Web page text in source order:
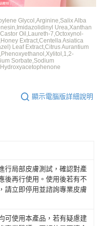
Glycol,Arginine,Salix Alba
Urea,Xanthan
Oil,Laureth-7,Octoxynol-
Extract,Centella Asiatica
Leaf Extract,Citrus Aurantium
Sorbate,Sodium
顯示電腦版詳細說明
行局部皮膚測試，確認對產
後再行使用。使用後若有不
請立即停用並諮詢專業皮膚
可使用本產品，若有疑慮建